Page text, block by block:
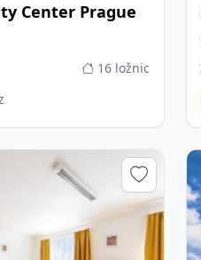
Center Prague
16 ložnic